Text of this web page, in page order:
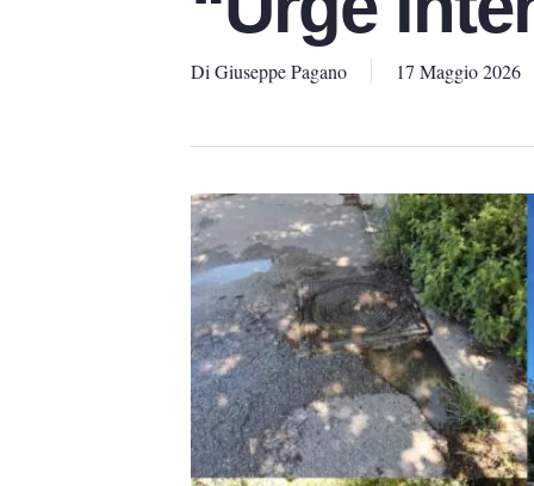
Di Giuseppe Pagano 17 Maggio 2026